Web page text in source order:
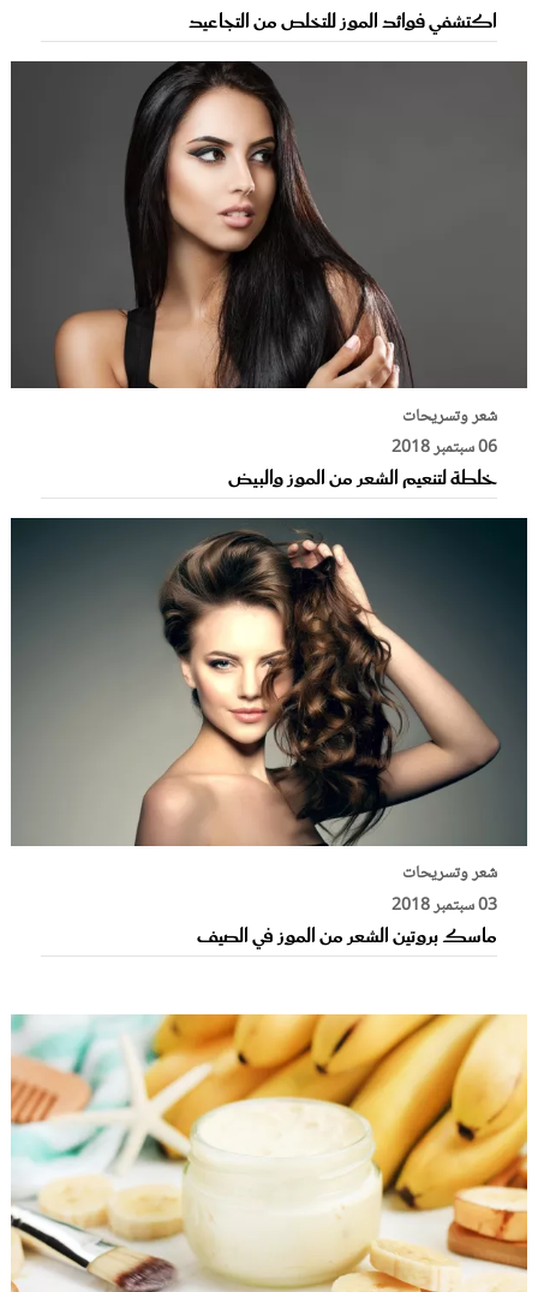
اكتشفي فوائد الموز للتخلص من التجاعيد
شعر وتسريحات
06 سبتمبر 2018
خلطة لتنعيم الشعر من الموز والبيض
شعر وتسريحات
03 سبتمبر 2018
ماسك بروتين الشعر من الموز في الصيف